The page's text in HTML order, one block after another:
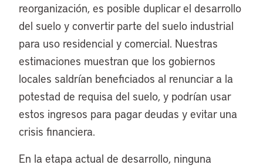
reorganización, es posible duplicar el desarrollo
del suelo y convertir parte del suelo industrial
para uso residencial y comercial. Nuestras
estimaciones muestran que los gobiernos
locales saldrían beneficiados al renunciar a la
potestad de requisa del suelo, y podrían usar
estos ingresos para pagar deudas y evitar una
crisis financiera.
En la etapa actual de desarrollo, ninguna